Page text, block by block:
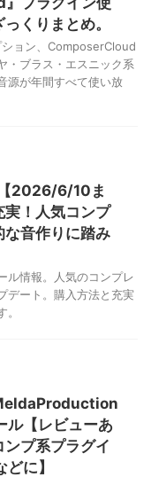
くりまとめ。
ョン、ComposerCloud
・ブラス・エスニック系
源が年間すべて使い放
2026/6/10ま
実！人気コンプ
な音作りに踏み
情報。人気のコンプレ
デート。購入方法と充実
ル【レビューあ
ンプ系プラグイ
に】